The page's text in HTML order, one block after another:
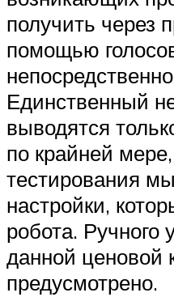
получить через
помощью
Единственный
выводятся
по крайней
тестирования
настройки,
робота. Ручного
данной ценовой
предусмотрено.